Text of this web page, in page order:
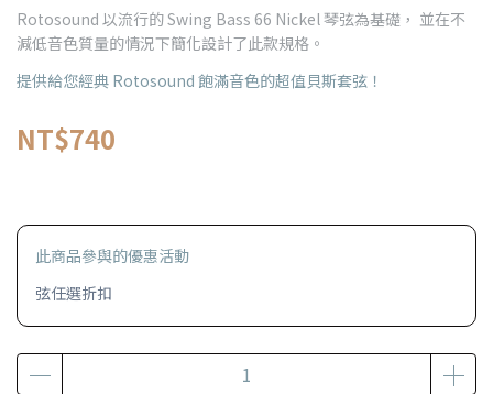
Rotosound 以流行的 Swing Bass 66 Nickel 琴弦為基礎， 並在不
減低音色質量的情況下簡化設計了此款規格。
提供給您經典 Rotosound 飽滿音色的超值貝斯套弦！
NT$740
此商品參與的優惠活動
弦任選折扣